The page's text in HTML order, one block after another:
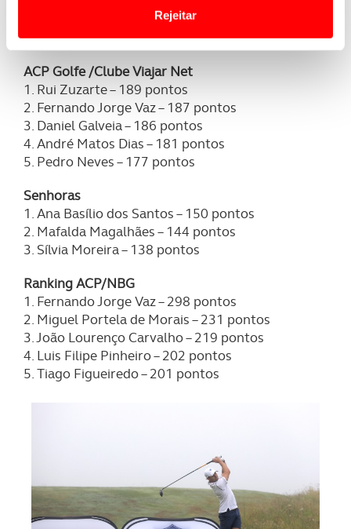
funcionalidades de redes sociais, bem como para
analisar dados de navegação no nosso website.
Adicionalmente partilhamos informação, relativa à sua
utilização do nosso site de publicidade e de análise, com
O ACP garantirá que as transferências internacionais de
dados pessoais serão realizadas apenas com o seu
consentimento e quando tal se afigure estritamente
Realçamos que o bloqueio de certo tipo de Cookies e
tecnologias similares pode ter impacto na sua
experiência de navegação no Website e nos serviços
disponibilizados.
Consulte a política de cookies do site.
Rejeitar
4. Fernando Furtado Coelho – 129 pontos
5. David Quinta – 128 pontos
ACP Golfe /Clube Viajar Net
1. Rui Zuzarte – 189 pontos
2. Fernando Jorge Vaz – 187 pontos
3. Daniel Galveia – 186 pontos
4. André Matos Dias – 181 pontos
5. Pedro Neves – 177 pontos
Senhoras
1. Ana Basílio dos Santos – 150 pontos
2. Mafalda Magalhães – 144 pontos
3. Sílvia Moreira – 138 pontos
Ranking ACP/NBG
1. Fernando Jorge Vaz – 298 pontos
2. Miguel Portela de Morais – 231 pontos
3. João Lourenço Carvalho – 219 pontos
4. Luis Filipe Pinheiro – 202 pontos
5. Tiago Figueiredo – 201 pontos